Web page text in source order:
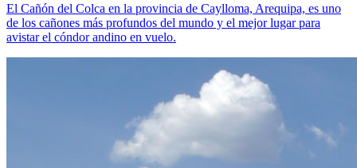
El Cañón del Colca en la provincia de Caylloma, Arequipa, es uno
de los cañones más profundos del mundo y el mejor lugar para
avistar el cóndor andino en vuelo.